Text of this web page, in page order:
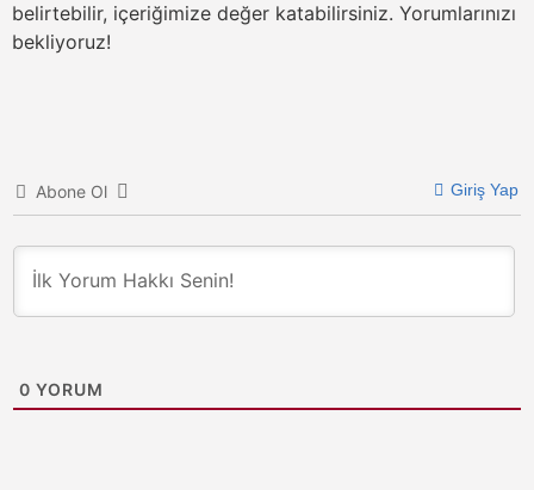
belirtebilir, içeriğimize değer katabilirsiniz. Yorumlarınızı
bekliyoruz!
Abone Ol Giriş Yap
0 YORUM